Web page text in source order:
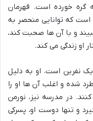
گره خورده است. قهرمان
بابکاک» پسر ۱۱ ساله ای است که توانایی منحصر به
و با آن ها صحبت کند،
او زندگی می کند.
یک نفرین است. او به دلیل
شده و اغلب آن ها او را
در مدرسه نیز، نورمن
و تنها دوست او، پسرکی